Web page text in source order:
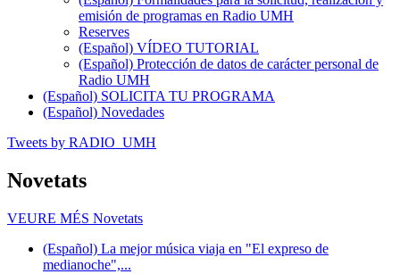
emisión de programas en Radio UMH
Reserves
(Español) VÍDEO TUTORIAL
(Español) Protección de datos de carácter personal de
Radio UMH
(Español) SOLICITA TU PROGRAMA
(Español) Novedades
Tweets by RADIO_UMH
Novetats
VEURE MÉS Novetats
(Español) La mejor música viaja en "El expreso de
medianoche",...